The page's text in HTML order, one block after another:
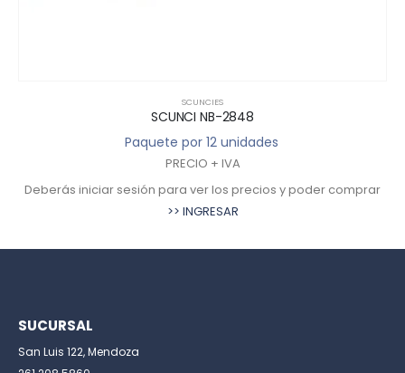
SCUNCIES
SCUNCI NB-2848
Paquete por 12 unidades
PRECIO + IVA
Deberás iniciar sesión para ver los precios y poder comprar
>> INGRESAR
SUCURSAL
San Luis 122, Mendoza